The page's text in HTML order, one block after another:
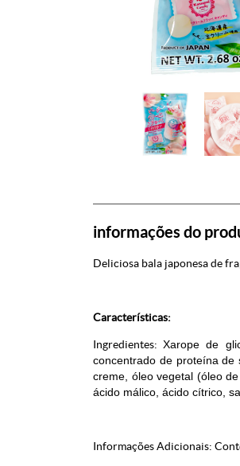
informações do
Deliciosa bala japonesa de
Características:
Ingredientes:Xarope de
concentrado de proteína de
creme, óleo vegetal (óleo
ácido málico, ácido cítrico,
Informações Adicionais: